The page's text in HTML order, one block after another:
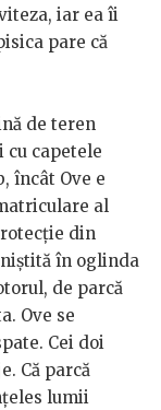
iar ea îi
pare că
de teren
cu capetele
încât Ove e
al
din
în oglinda
de parcă
Ove se
Cei doi
Că parcă
lumii